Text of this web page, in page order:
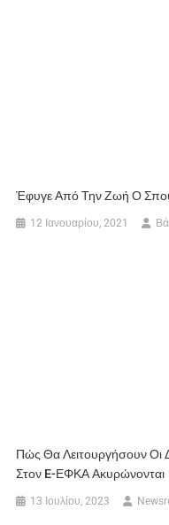
Έφυγε Από Την Ζωή Ο
12 Ιανουαρίου, 2021
Πώς Θα Λειτουργήσουν Οι
Στον E-ΕΦΚΑ Ακυρώνονται
13 Ιουλίου, 2023